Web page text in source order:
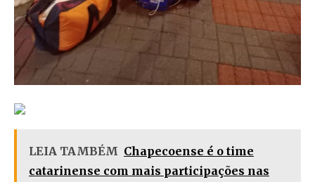
LEIA TAMBÉM Chapecoense é o time
catarinense com mais participações nas